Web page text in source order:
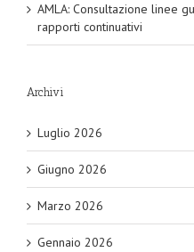
AMLA: Consultazione linee
rapporti continuativi
Archivi
Luglio 2026
Giugno 2026
Marzo 2026
Gennaio 2026